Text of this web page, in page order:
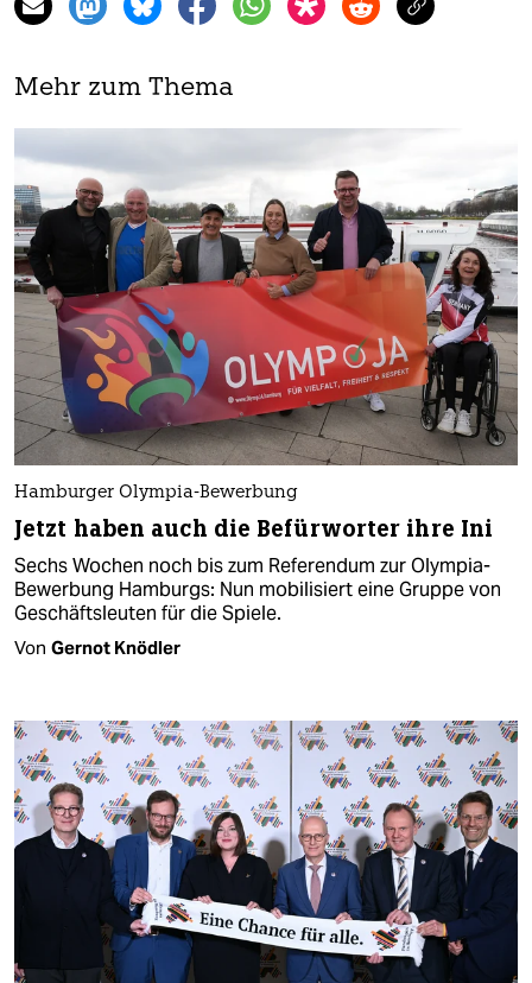
Mehr zum Thema
Hamburger Olympia-Bewerbung
Jetzt haben auch die Befürworter ihre Ini
Sechs Wochen noch bis zum Referendum zur Olympia-
Bewerbung Hamburgs: Nun mobilisiert eine Gruppe von
Geschäftsleuten für die Spiele.
Von Gernot Knödler